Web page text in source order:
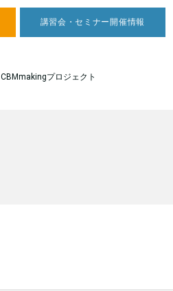
講習会・セミナー開催情報
CBMmakingプロジェクト